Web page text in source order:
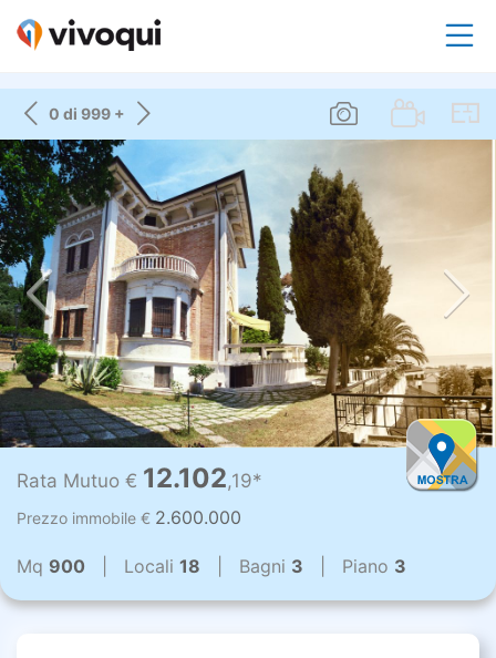
0 di 999 +
Rata Mutuo € 12.102,19*
Prezzo immobile € 2.600.000
Mq 900 | Locali 18 | Bagni 3 | Piano 3